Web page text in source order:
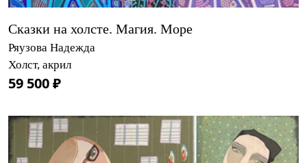
Сказки на холсте. Магия. Море
Ряузова Надежда
Холст, акрил
59 500 ₽